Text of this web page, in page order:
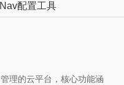
配置工具
理的云平台，核心功能涵